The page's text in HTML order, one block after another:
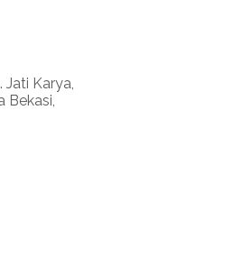
Jati Karya,
Bekasi,